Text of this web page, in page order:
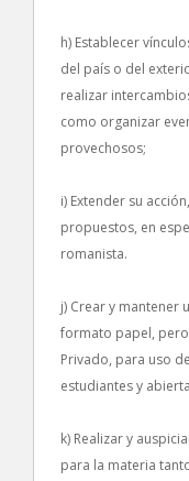
h) Establecer
del país o del
realizar
como organizar
provechosos;
i) Extender su
propuestos, en
romanista.
j) Crear y mantener
formato papel,
Privado, para uso
estudiantes y
k) Realizar y
para la materia